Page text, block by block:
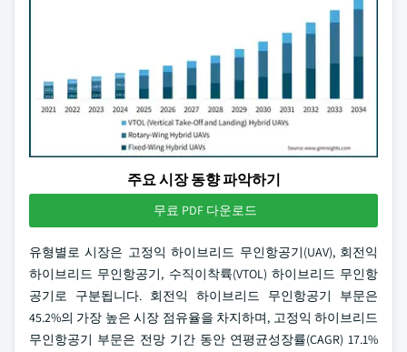
주요 시장 동향 파악하기
무료 PDF 다운로드
유형별로 시장은 고정익 하이브리드 무인항공기(UAV), 회전익
하이브리드 무인항공기, 수직이착륙(VTOL) 하이브리드 무인항
공기로 구분됩니다. 회전익 하이브리드 무인항공기 부문은
45.2%의 가장 높은 시장 점유율을 차지하며, 고정익 하이브리드
무인항공기 부문은 전망 기간 동안 연평균성장률(CAGR) 17.1%